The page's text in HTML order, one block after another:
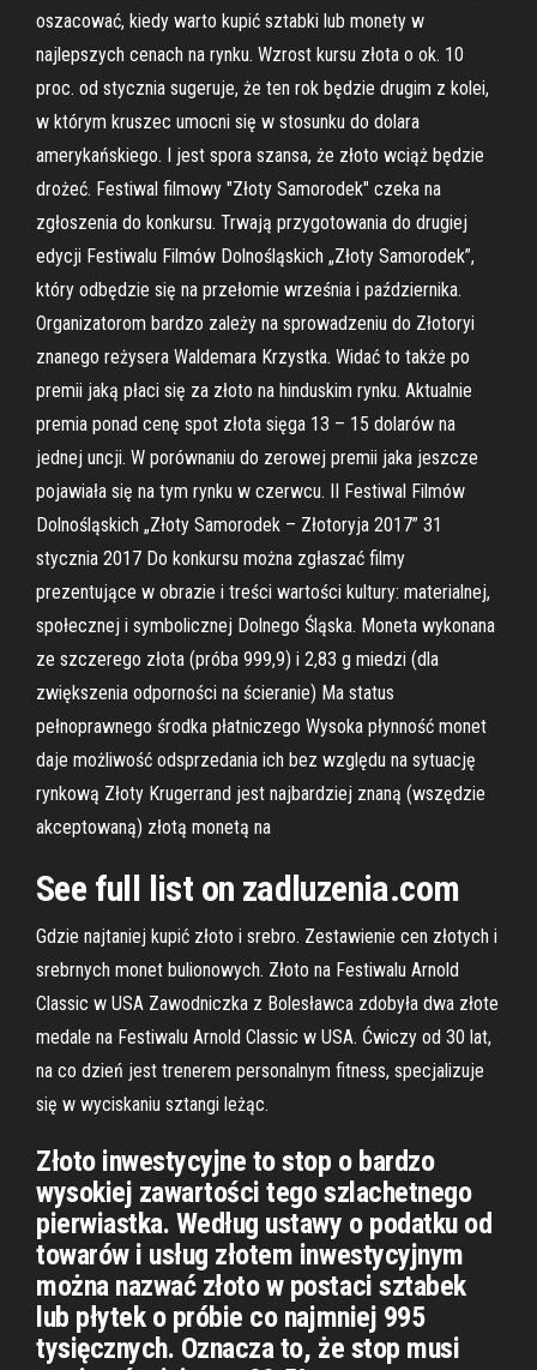
oszacować, kiedy warto kupić sztabki lub monety w
najlepszych cenach na rynku. Wzrost kursu złota o ok. 10
proc. od stycznia sugeruje, że ten rok będzie drugim z kolei,
w którym kruszec umocni się w stosunku do dolara
amerykańskiego. I jest spora szansa, że złoto wciąż będzie
drożeć. Festiwal filmowy "Złoty Samorodek" czeka na
zgłoszenia do konkursu. Trwają przygotowania do drugiej
edycji Festiwalu Filmów Dolnośląskich „Złoty Samorodek”,
który odbędzie się na przełomie września i października.
Organizatorom bardzo zależy na sprowadzeniu do Złotoryi
znanego reżysera Waldemara Krzystka. Widać to także po
premii jaką płaci się za złoto na hinduskim rynku. Aktualnie
premia ponad cenę spot złota sięga 13 – 15 dolarów na
jednej uncji. W porównaniu do zerowej premii jaka jeszcze
pojawiała się na tym rynku w czerwcu. II Festiwal Filmów
Dolnośląskich „Złoty Samorodek – Złotoryja 2017” 31
stycznia 2017 Do konkursu można zgłaszać filmy
prezentujące w obrazie i treści wartości kultury: materialnej,
społecznej i symbolicznej Dolnego Śląska. Moneta wykonana
ze szczerego złota (próba 999,9) i 2,83 g miedzi (dla
zwiększenia odporności na ścieranie) Ma status
pełnoprawnego środka płatniczego Wysoka płynność monet
daje możliwość odsprzedania ich bez względu na sytuację
rynkową Złoty Krugerrand jest najbardziej znaną (wszędzie
akceptowaną) złotą monetą na
See full list on zadluzenia.com
Gdzie najtaniej kupić złoto i srebro. Zestawienie cen złotych i
srebrnych monet bulionowych. Złoto na Festiwalu Arnold
Classic w USA Zawodniczka z Bolesławca zdobyła dwa złote
medale na Festiwalu Arnold Classic w USA. Ćwiczy od 30 lat,
na co dzień jest trenerem personalnym fitness, specjalizuje
się w wyciskaniu sztangi leżąc.
Złoto inwestycyjne to stop o bardzo
wysokiej zawartości tego szlachetnego
pierwiastka. Według ustawy o podatku od
towarów i usług złotem inwestycyjnym
można nazwać złoto w postaci sztabek
lub płytek o próbie co najmniej 995
tysięcznych. Oznacza to, że stop musi